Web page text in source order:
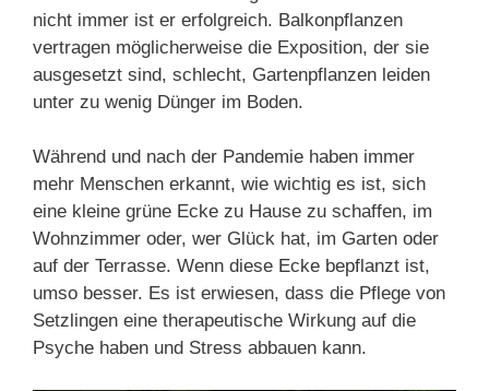
nicht immer ist er erfolgreich. Balkonpflanzen
vertragen möglicherweise die Exposition, der sie
ausgesetzt sind, schlecht, Gartenpflanzen leiden
unter zu wenig Dünger im Boden.
Während und nach der Pandemie haben immer
mehr Menschen erkannt, wie wichtig es ist, sich
eine kleine grüne Ecke zu Hause zu schaffen, im
Wohnzimmer oder, wer Glück hat, im Garten oder
auf der Terrasse. Wenn diese Ecke bepflanzt ist,
umso besser. Es ist erwiesen, dass die Pflege von
Setzlingen eine therapeutische Wirkung auf die
Psyche haben und Stress abbauen kann.